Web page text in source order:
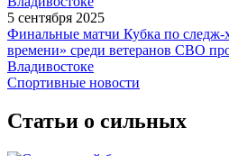
5 сентября 2025
Финальные матчи Кубка по следж-
времени» среди ветеранов СВО
Владивостоке
Спортивные новости
Статьи о сильных